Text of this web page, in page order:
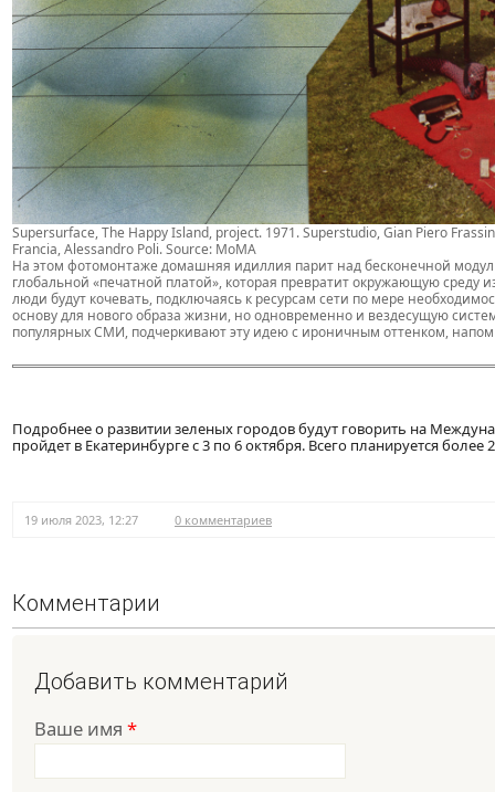
Supersurface, The Happy Island, project. 1971. Superstudio, Gian Piero
Francia, Alessandro Poli. Source: MoMA
На этом фотомонтаже домашняя идиллия парит над бесконечной
глобальной «печатной платой», которая превратит окружающую
люди будут кочевать, подключаясь к ресурсам сети по мере
основу для нового образа жизни, но одновременно и вездесущую
популярных СМИ, подчеркивают эту идею с ироничным оттенком,
Подробнее о развитии зеленых городов будут говорить на
пройдет в Екатеринбурге с 3 по 6 октября. Всего планируется более
19 июля 2023, 12:27 0 комментариев
Комментарии
Добавить комментарий
Ваше имя *